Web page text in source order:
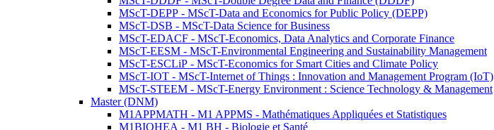
MScT-DEPP - MScT-Data and Economics for Public Policy (DEPP)
MScT-DSB - MScT-Data Science for Business
MScT-EDACF - MScT-Economics, Data Analytics and Corporate Finance
MScT-EESM - MScT-Environmental Engineering and Sustainability Management
MScT-ESCLiP - MScT-Economics for Smart Cities and Climate Policy
MScT-IOT - MScT-Internet of Things : Innovation and Management Program (IoT)
MScT-STEEM - MScT-Energy Environment : Science Technology & Management
Master (DNM)
M1APPMATH - M1 APPMS - Mathématiques Appliquées et Statistiques
M1BIOHEA - M1 BH - Biologie et Santé